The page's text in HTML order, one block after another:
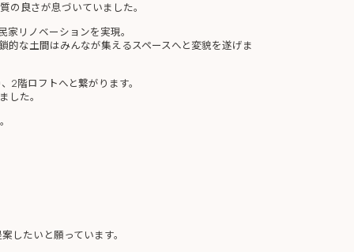
の良さが息づいていました。
リノベーションを実現。
な土間はみんなが集えるスペースへと変貌を遂げま
2階ロフトへと繋がります。
した。
したいと願っています。